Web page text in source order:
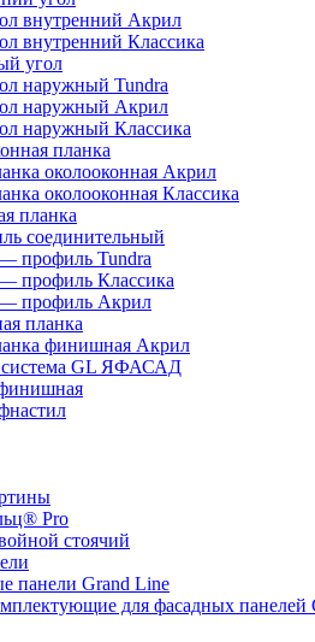
внутренний Акрил
внутренний Классика
угол
наружный Tundra
наружный Акрил
наружный Классика
планка
околооконная Акрил
околооконная Классика
планка
соединительный
профиль Tundra
профиль Классика
профиль Акрил
планка
финишная Акрил
система GL ЯФАСАД
Pro
стоячий
панели Grand Line
для фасадных панелей